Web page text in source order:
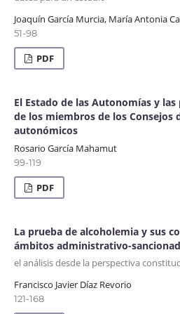
Joaquín García Murcia, María Antonia
51-98
PDF
El Estado de las Autonomías y
de los miembros de los Consejos
autonómicos
Rosario García Mahamut
99-119
PDF
La prueba de alcoholemia y sus
ámbitos administrativo-
el análisis desde la perspectiva
Francisco Javier Díaz Revorio
121-168